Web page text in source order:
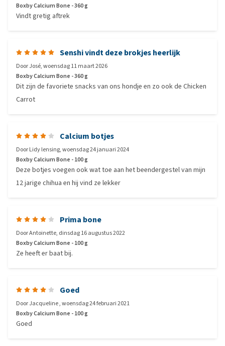
Boxby Calcium Bone - 360 g
Vindt gretig aftrek
Senshi vindt deze brokjes heerlijk
DoorJosé,woensdag 11 maart 2026
Boxby Calcium Bone - 360 g
Dit zijn de favoriete snacks van ons hondje en zo ook de Chicken
Carrot
Calcium botjes
DoorLidy lensing,woensdag 24 januari 2024
Boxby Calcium Bone - 100 g
Deze botjes voegen ook wat toe aan het beendergestel van mijn
12 jarige chihua en hij vind ze lekker
Prima bone
DoorAntoinette, dinsdag 16 augustus 2022
Boxby Calcium Bone - 100 g
Ze heeft er baat bij.
Goed
DoorJacqueline,woensdag 24 februari 2021
Boxby Calcium Bone - 100 g
Goed